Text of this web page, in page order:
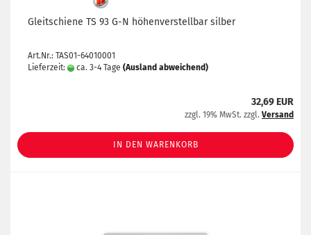
Gleitschiene TS 93 G-N höhenverstellbar silber
Art.Nr.: TAS01-64010001
Lieferzeit:
ca. 3-4 Tage (Ausland abweichend)
32,69 EUR
zzgl. 19% MwSt. zzgl. Versand
IN DEN WARENKORB